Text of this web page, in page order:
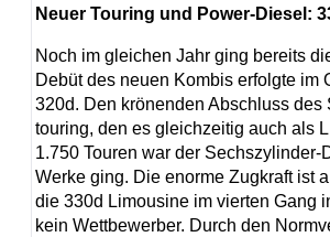
Neuer Touring und Power-Diesel:
Noch im gleichen Jahr ging bereits
Debüt des neuen Kombis erfolgte im
320d. Den krönenden Abschluss
touring, den es gleichzeitig auch als
1.750 Touren war der
Werke ging. Die enorme Zugkraft ist
die 330d Limousine im vierten Gang
kein Wettbewerber. Durch den